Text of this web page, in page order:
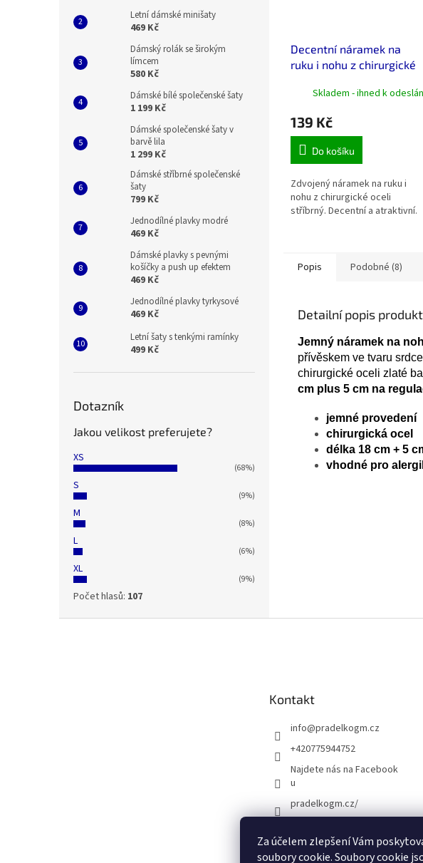
Za účelem zlepšení Vám
soubory cookie. Soubory cookie
Letní dámské minišaty
469 Kč
Dámský rolák se širokým
límcem
580 Kč
Dámské bílé společenské šaty
1 199 Kč
Dámské společenské šaty v
barvě lila
1 299 Kč
Dámské stříbrné společenské
šaty
799 Kč
Jednodílné plavky modré
469 Kč
Dámské plavky s pevnými
košíčky a push up efektem
469 Kč
Jednodílné plavky tyrkysové
469 Kč
Letní šaty s tenkými ramínky
499 Kč
Dotazník
Jakou velikost preferujete?
XS
(68%)
S
(9%)
M
(8%)
L
(6%)
XL
(9%)
Počet hlasů: 107
Decentní náramek na
ruku i nohu z chirurgické
Skladem - ihned k
139 Kč
Do košíku
Zdvojený náramek na ruku i
nohu z chirurgické oceli
stříbrný. Decentní a atraktivní.
Popis Podobné (8)
Detailní popis
Jemný náramek na
přívěskem ve tvaru
chirurgické oceli zlaté
cm plus 5 cm na
jemné provedení
chirurgická ocel
délka 18 cm + 5
vhodné pro
Kontakt
info@pradelkogm.cz
+420775944752
Najdete nás na Facebook
u
pradelkogm.cz/